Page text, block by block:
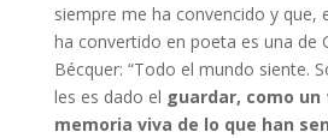
siempre me ha convencido y que,
ha convertido en poeta es una de
Bécquer: “Todo el mundo siente.
les es dado el guardar, como un
memoria viva de lo que han